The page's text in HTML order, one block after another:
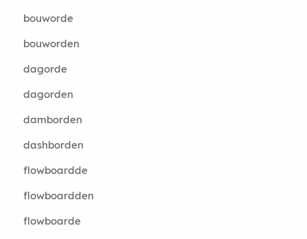
bouworde
bouworden
dagorde
dagorden
damborden
dashborden
flowboardde
flowboardden
flowboarde